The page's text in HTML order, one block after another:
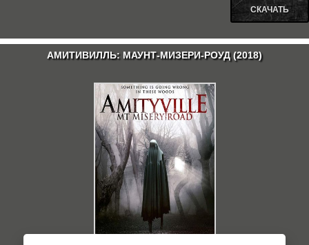
СКАЧАТЬ
АМИТИВИЛЛЬ: МАУНТ-МИЗЕРИ-РОУД (2018)